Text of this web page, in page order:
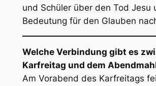
und Schüler über den Tod Jesu
Bedeutung für den Glauben
Welche Verbindung gibt es
Karfreitag und dem
Am Vorabend des Karfreitags